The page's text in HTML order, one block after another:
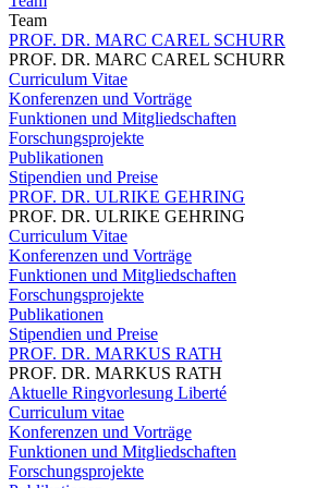
Team
PROF. DR. MARC CAREL SCHURR
PROF. DR. MARC CAREL SCHURR
Curriculum Vitae
Konferenzen und Vorträge
Funktionen und Mitgliedschaften
Forschungsprojekte
Publikationen
Stipendien und Preise
PROF. DR. ULRIKE GEHRING
PROF. DR. ULRIKE GEHRING
Curriculum Vitae
Konferenzen und Vorträge
Funktionen und Mitgliedschaften
Forschungsprojekte
Publikationen
Stipendien und Preise
PROF. DR. MARKUS RATH
PROF. DR. MARKUS RATH
Aktuelle Ringvorlesung Liberté
Curriculum vitae
Konferenzen und Vorträge
Funktionen und Mitgliedschaften
Forschungsprojekte